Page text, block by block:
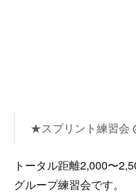
★スプリント練習会
トータル距離2,000〜
グループ練習会です。